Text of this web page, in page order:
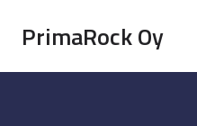
PrimaRock Oy